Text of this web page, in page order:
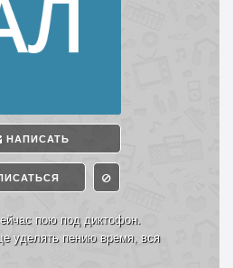
НАПИСАТЬ
пою под диктофон.
уделять пению время, вся